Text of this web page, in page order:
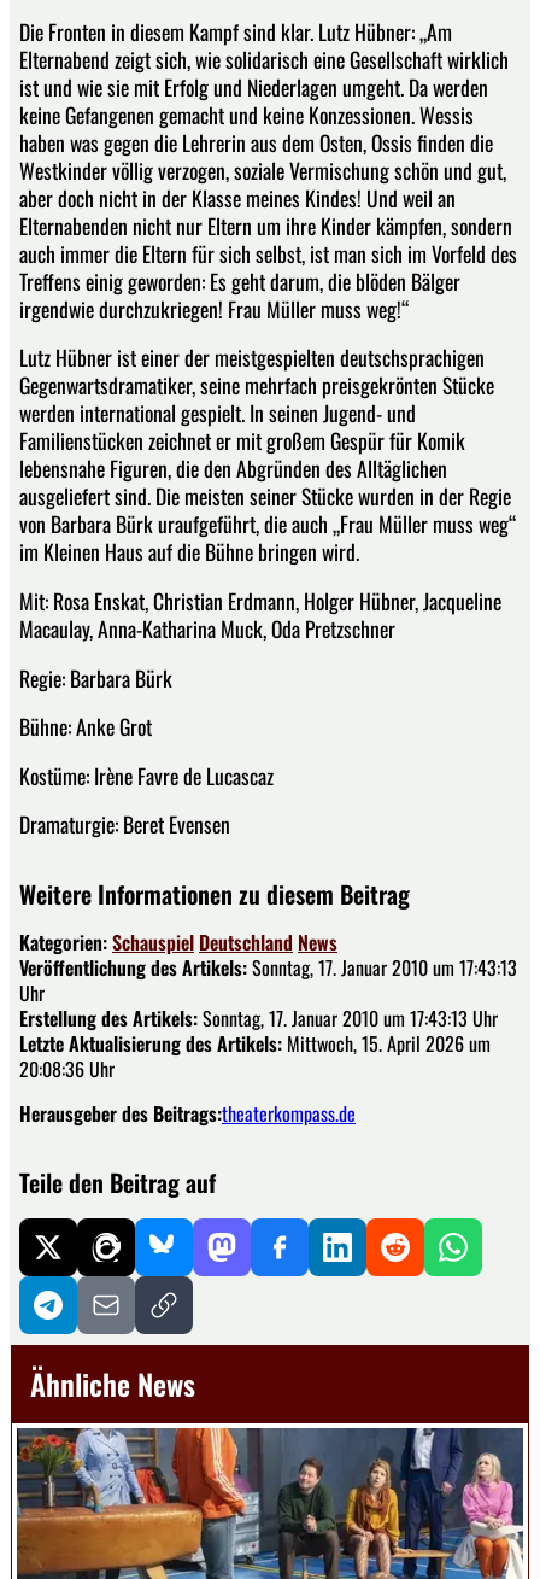
Die Fronten in diesem Kampf sind klar. Lutz Hübner: „Am
Elternabend zeigt sich, wie solidarisch eine Gesellschaft wirklich
ist und wie sie mit Erfolg und Niederlagen umgeht. Da werden
keine Gefangenen gemacht und keine Konzessionen. Wessis
haben was gegen die Lehrerin aus dem Osten, Ossis finden die
Westkinder völlig verzogen, soziale Vermischung schön und gut,
aber doch nicht in der Klasse meines Kindes! Und weil an
Elternabenden nicht nur Eltern um ihre Kinder kämpfen, sondern
auch immer die Eltern für sich selbst, ist man sich im Vorfeld des
Treffens einig geworden: Es geht darum, die blöden Bälger
irgendwie durchzukriegen! Frau Müller muss weg!“
Lutz Hübner ist einer der meistgespielten deutschsprachigen
Gegenwartsdramatiker, seine mehrfach preisgekrönten Stücke
werden international gespielt. In seinen Jugend- und
Familienstücken zeichnet er mit großem Gespür für Komik
lebensnahe Figuren, die den Abgründen des Alltäglichen
ausgeliefert sind. Die meisten seiner Stücke wurden in der Regie
von Barbara Bürk uraufgeführt, die auch „Frau Müller muss weg“
im Kleinen Haus auf die Bühne bringen wird.
Mit: Rosa Enskat, Christian Erdmann, Holger Hübner, Jacqueline
Macaulay, Anna-Katharina Muck, Oda Pretzschner
Regie: Barbara Bürk
Bühne: Anke Grot
Kostüme: Irène Favre de Lucascaz
Dramaturgie: Beret Evensen
Weitere Informationen zu diesem Beitrag
Kategorien:Schauspiel Deutschland News
Veröffentlichung des Artikels:Sonntag, 17. Januar 2010 um 17:43:13
Uhr
Erstellung des Artikels:Sonntag, 17. Januar 2010 um 17:43:13 Uhr
Letzte Aktualisierung des Artikels: Mittwoch, 15. April 2026 um
20:08:36 Uhr
Herausgeber des Beitrags:theaterkompass.de
Teile den Beitrag auf
Ähnliche News